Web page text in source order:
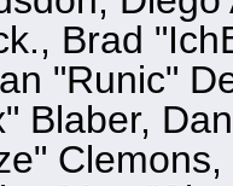
Brad
"Runic"
Blaber,